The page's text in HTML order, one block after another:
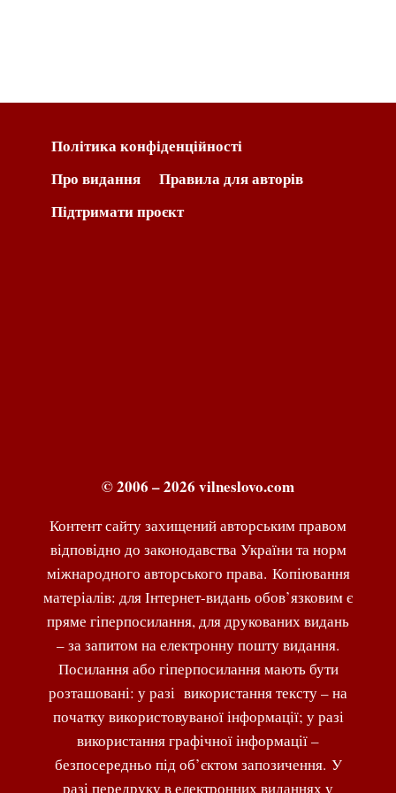
Політика конфіденційності
Про видання
Правила для авторів
Підтримати проєкт
© 2006 – 2026 vilneslovo.com
Контент сайту захищений авторським правом
відповідно до законодавства України та норм
міжнародного авторського права. Копіювання
матеріалів: для Інтернет-видань обов’язковим є
пряме гіперпосилання, для друкованих видань
– за запитом на електронну пошту видання.
Посилання або гіперпосилання мають бути
розташовані: у разі використання тексту – на
початку використовуваної інформації; у разі
використання графічної інформації –
безпосередньо під об’єктом запозичення. У
разі передруку в електронних виданнях у